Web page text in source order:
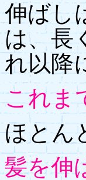
伸ばし
は、長
れ以降
これま
ほとん
髪を伸